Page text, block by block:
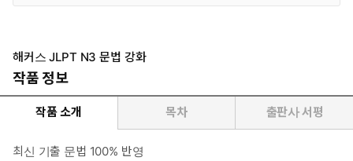
해커스 JLPT N3 문법 강화
작품 정보
작품 소개 목차 출판사 서평
최신 기출 문법 100% 반영